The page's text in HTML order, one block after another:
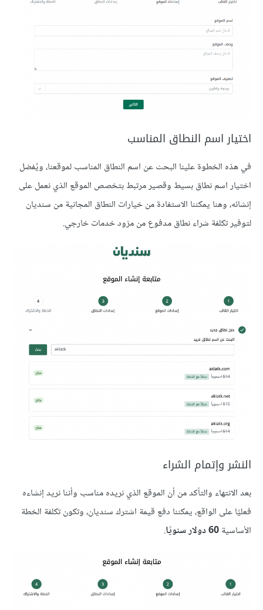
اختيار اسم النطاق المناسب
في هذه الخطوة علينا البحث عن اسم النطاق المناسب لموقعنا، ويُفضل
اختيار اسم نطاق بسيط وقصير مرتبط بتخصص الموقع الذي نعمل على
إنشائه، وهنا يمكننا الاستفادة من خيارات النطاق المجانية من سنديان
لتوفير تكلفة شراء نطاق مدفوع من مزود خدمات خارجي.
النشر وإتمام الشراء
بعد الانتهاء والتأكد من أن الموقع الذي نريده مناسب وأننا نريد إنشاءه
فعليًا على الواقع، يمكننا دفع قيمة اشترك سنديان، وتكون تكلفة الخطة
الأساسية60 دولار سنويًا .